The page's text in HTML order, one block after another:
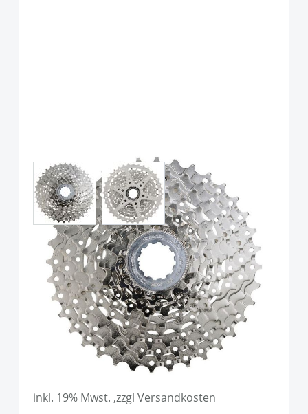
Shimano CS-HG400 Kassette,
9-fach, Silver
Art.-Nr.P86726
27,95 €
inkl. 19% Mwst. ,zzgl Versandkosten
View larger imageView larger image